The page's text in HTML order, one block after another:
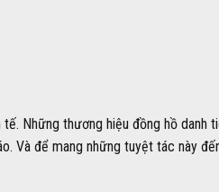
Những thương hiệu đồng hồ danh
Và để mang những tuyệt tác này